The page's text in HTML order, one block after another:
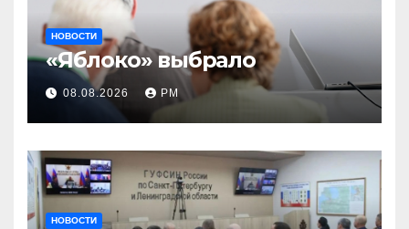
НОВОСТИ
«Яблоко» выбрало
08.08.2026 РМ
НОВОСТИ